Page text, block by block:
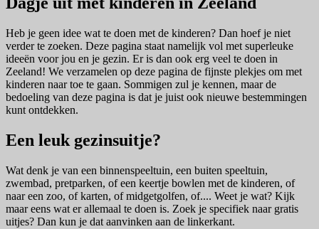
Heb je geen idee wat te doen met de kinderen? Dan hoef je niet
verder te zoeken. Deze pagina staat namelijk vol met superleuke
ideeën voor jou en je gezin. Er is dan ook erg veel te doen in
Zeeland! We verzamelen op deze pagina de fijnste plekjes om met
kinderen naar toe te gaan. Sommigen zul je kennen, maar de
bedoeling van deze pagina is dat je juist ook nieuwe bestemmingen
kunt ontdekken.
Een leuk gezinsuitje?
Wat denk je van een binnenspeeltuin, een buiten speeltuin,
zwembad, pretparken, of een keertje bowlen met de kinderen, of
naar een zoo, of karten, of midgetgolfen, of.... Weet je wat? Kijk
maar eens wat er allemaal te doen is. Zoek je specifiek naar gratis
uitjes? Dan kun je dat aanvinken aan de linkerkant.